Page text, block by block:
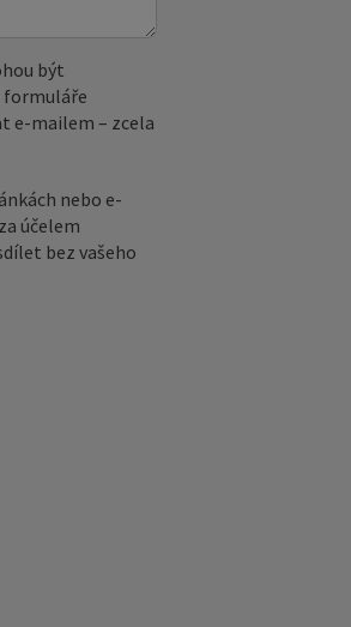
být
formuláře
e‑mailem – zcela
nebo e-
účelem
bez vašeho